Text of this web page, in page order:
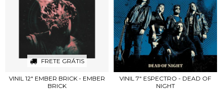
FRETE GRÁTIS
VINIL 12" EMBER BRICK - EMBER
BRICK
VINIL 7" ESPECTRO - DEAD OF
NIGHT